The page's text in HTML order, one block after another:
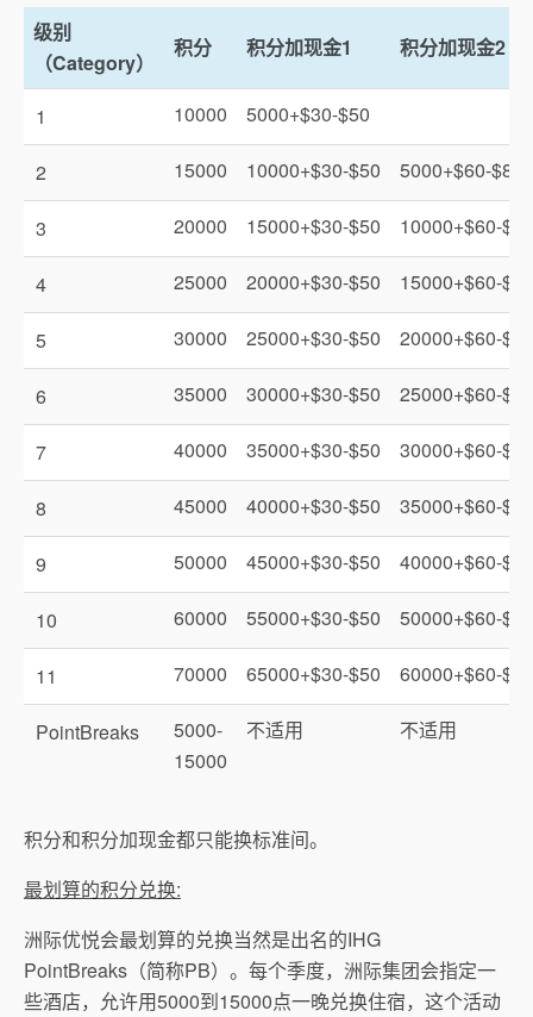
级别
（Category）
积分 积分加现金1 积分加现金2
1 10000 5000+$30-$50
2 15000 10000+$30-$50 5000+$60-$80
3 20000 15000+$30-$50 10000+$60-$80
4 25000 20000+$30-$50 15000+$60-$80
5 30000 25000+$30-$50 20000+$60-$80
6 35000 30000+$30-$50 25000+$60-$80
7 40000 35000+$30-$50 30000+$60-$80
8 45000 40000+$30-$50 35000+$60-$80
9 50000 45000+$30-$50 40000+$60-$80
10 60000 55000+$30-$50 50000+$60-$80
11 70000 65000+$30-$50 60000+$60-$80
PointBreaks
5000-
15000
不适用 不适用
积分和积分加现金都只能换标准间。
最划算的积分兑换:
洲际优悦会最划算的兑换当然是出名的IHG
PointBreaks（简称PB）。每个季度，洲际集团会指定一
些酒店，允许用5000到15000点一晚兑换住宿，这个活动